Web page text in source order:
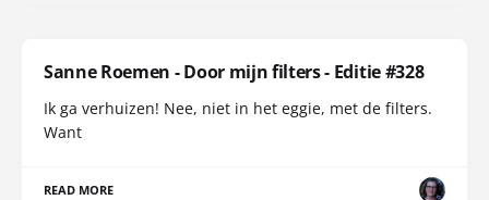
Sanne Roemen - Door mijn filters - Editie #328
Ik ga verhuizen! Nee, niet in het eggie, met de filters.
Want
READ MORE